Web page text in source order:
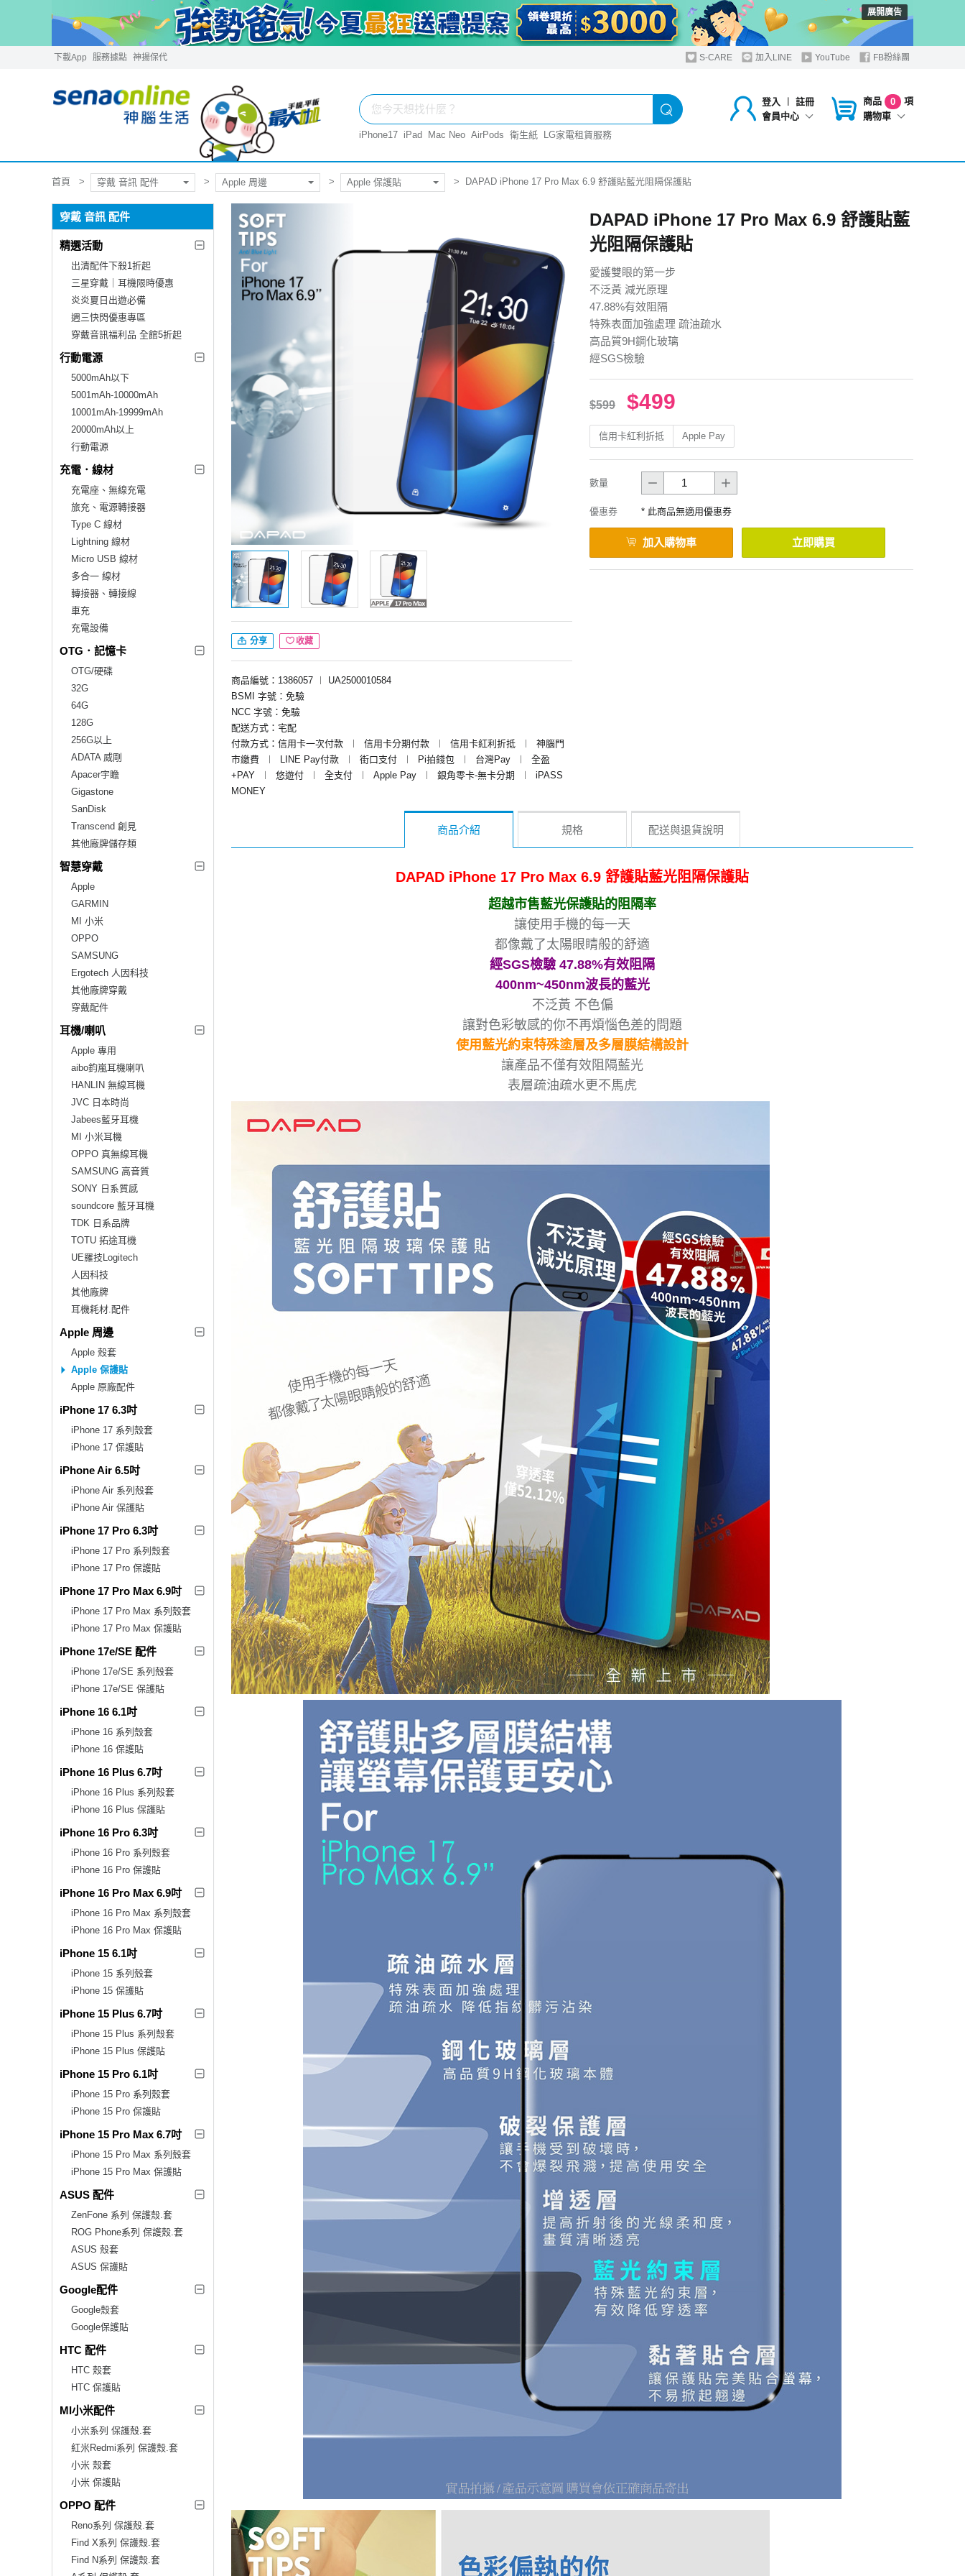
展開廣告
下載App 服務據點 神揚保代 S-CARE 加入LINE YouTube FB粉絲團
登入 ︱
註冊
會員中心
商品 0
項
購物車
iPhone17 iPad Mac Neo AirPods 衛生紙 LG家電租賃服務
首頁 穿戴 音訊 配件 Apple 周邊 Apple 保護貼 DAPAD iPhone 17 Pro Max 6.9 舒護貼藍光阻隔保護貼
穿戴 音訊 配件
精選活動
出清配件下殺1折起
三星穿戴｜耳機限時優惠
炎炎夏日出遊必備
週三快閃優惠專區
穿戴音訊福利品 全館5折起
行動電源
5000mAh以下
5001mAh-10000mAh
10001mAh-19999mAh
20000mAh以上
行動電源
充電．線材
充電座、無線充電
旅充、電源轉接器
Type C 線材
Lightning 線材
Micro USB 線材
多合一 線材
轉接器、轉接線
車充
充電設備
OTG．記憶卡
OTG/硬碟
32G
64G
128G
256G以上
ADATA 威剛
Apacer宇瞻
Gigastone
SanDisk
Transcend 創見
其他廠牌儲存類
智慧穿戴
Apple
GARMIN
MI 小米
OPPO
SAMSUNG
Ergotech 人因科技
其他廠牌穿戴
穿戴配件
耳機/喇叭
Apple 專用
aibo鈞嵐耳機喇叭
HANLIN 無線耳機
JVC 日本時尚
Jabees藍牙耳機
MI 小米耳機
OPPO 真無線耳機
SAMSUNG 高音質
SONY 日系質感
soundcore 藍牙耳機
TDK 日系品牌
TOTU 拓途耳機
UE羅技Logitech
人因科技
其他廠牌
耳機耗材.配件
Apple 周邊
Apple 殼套
Apple 保護貼
Apple 原廠配件
iPhone 17 6.3吋
iPhone 17 系列殼套
iPhone 17 保護貼
iPhone Air 6.5吋
iPhone Air 系列殼套
iPhone Air 保護貼
iPhone 17 Pro 6.3吋
iPhone 17 Pro 系列殼套
iPhone 17 Pro 保護貼
iPhone 17 Pro Max 6.9吋
iPhone 17 Pro Max 系列殼套
iPhone 17 Pro Max 保護貼
iPhone 17e/SE 配件
iPhone 17e/SE 系列殼套
iPhone 17e/SE 保護貼
iPhone 16 6.1吋
iPhone 16 系列殼套
iPhone 16 保護貼
iPhone 16 Plus 6.7吋
iPhone 16 Plus 系列殼套
iPhone 16 Plus 保護貼
iPhone 16 Pro 6.3吋
iPhone 16 Pro 系列殼套
iPhone 16 Pro 保護貼
iPhone 16 Pro Max 6.9吋
iPhone 16 Pro Max 系列殼套
iPhone 16 Pro Max 保護貼
iPhone 15 6.1吋
iPhone 15 系列殼套
iPhone 15 保護貼
iPhone 15 Plus 6.7吋
iPhone 15 Plus 系列殼套
iPhone 15 Plus 保護貼
iPhone 15 Pro 6.1吋
iPhone 15 Pro 系列殼套
iPhone 15 Pro 保護貼
iPhone 15 Pro Max 6.7吋
iPhone 15 Pro Max 系列殼套
iPhone 15 Pro Max 保護貼
ASUS 配件
ZenFone 系列 保護殼.套
ROG Phone系列 保護殼.套
ASUS 殼套
ASUS 保護貼
Google配件
Google殼套
Google保護貼
HTC 配件
HTC 殼套
HTC 保護貼
MI小米配件
小米系列 保護殼.套
紅米Redmi系列 保護殼.套
小米 殼套
小米 保護貼
OPPO 配件
Reno系列 保護殼.套
Find X系列 保護殼.套
Find N系列 保護殼.套
分享 收藏
商品編號：1386057 ︱
UA2500010584
BSMI 字號：免驗
NCC 字號：免驗
配送方式：宅配
付款方式：信用卡一次付款
︱ 信用卡分期付款 ︱ 信用卡紅利折抵 ︱
神腦門
市繳費
︱ LINE Pay付款 ︱ 街口支付 ︱ Pi拍錢包 ︱ 台灣Pay ︱
全盈
+PAY
︱ 悠遊付 ︱ 全支付 ︱ Apple Pay ︱ 銀角零卡-無卡分期 ︱
iPASS
MONEY
DAPAD iPhone 17 Pro Max 6.9 舒護貼藍
光阻隔保護貼
愛護雙眼的第一步
不泛黃 減光原理
47.88%有效阻隔
特殊表面加強處理 疏油疏水
高品質9H鋼化玻璃
經SGS檢驗
$599 $499
信用卡紅利折抵 Apple Pay
數量
優惠券 * 此商品無適用優惠券
加入購物車 立即購買
商品介紹 規格 配送與退貨說明
DAPAD iPhone 17 Pro Max 6.9 舒護貼藍光阻隔保護貼
超越市售藍光保護貼的阻隔率
讓使用手機的每一天
都像戴了太陽眼睛般的舒適
經SGS檢驗 47.88%有效阻隔
400nm~450nm波長的藍光
不泛黃 不色偏
讓對色彩敏感的你不再煩惱色差的問題
使用藍光約束特殊塗層及多層膜結構設計
讓產品不僅有效阻隔藍光
表層疏油疏水更不馬虎